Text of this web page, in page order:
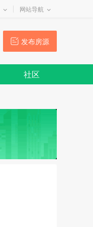
网站导航
发布房源
社区